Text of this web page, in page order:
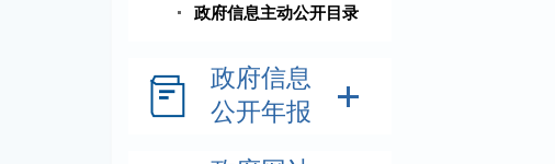
政府信息主动公开目录
政府信息
公开年报